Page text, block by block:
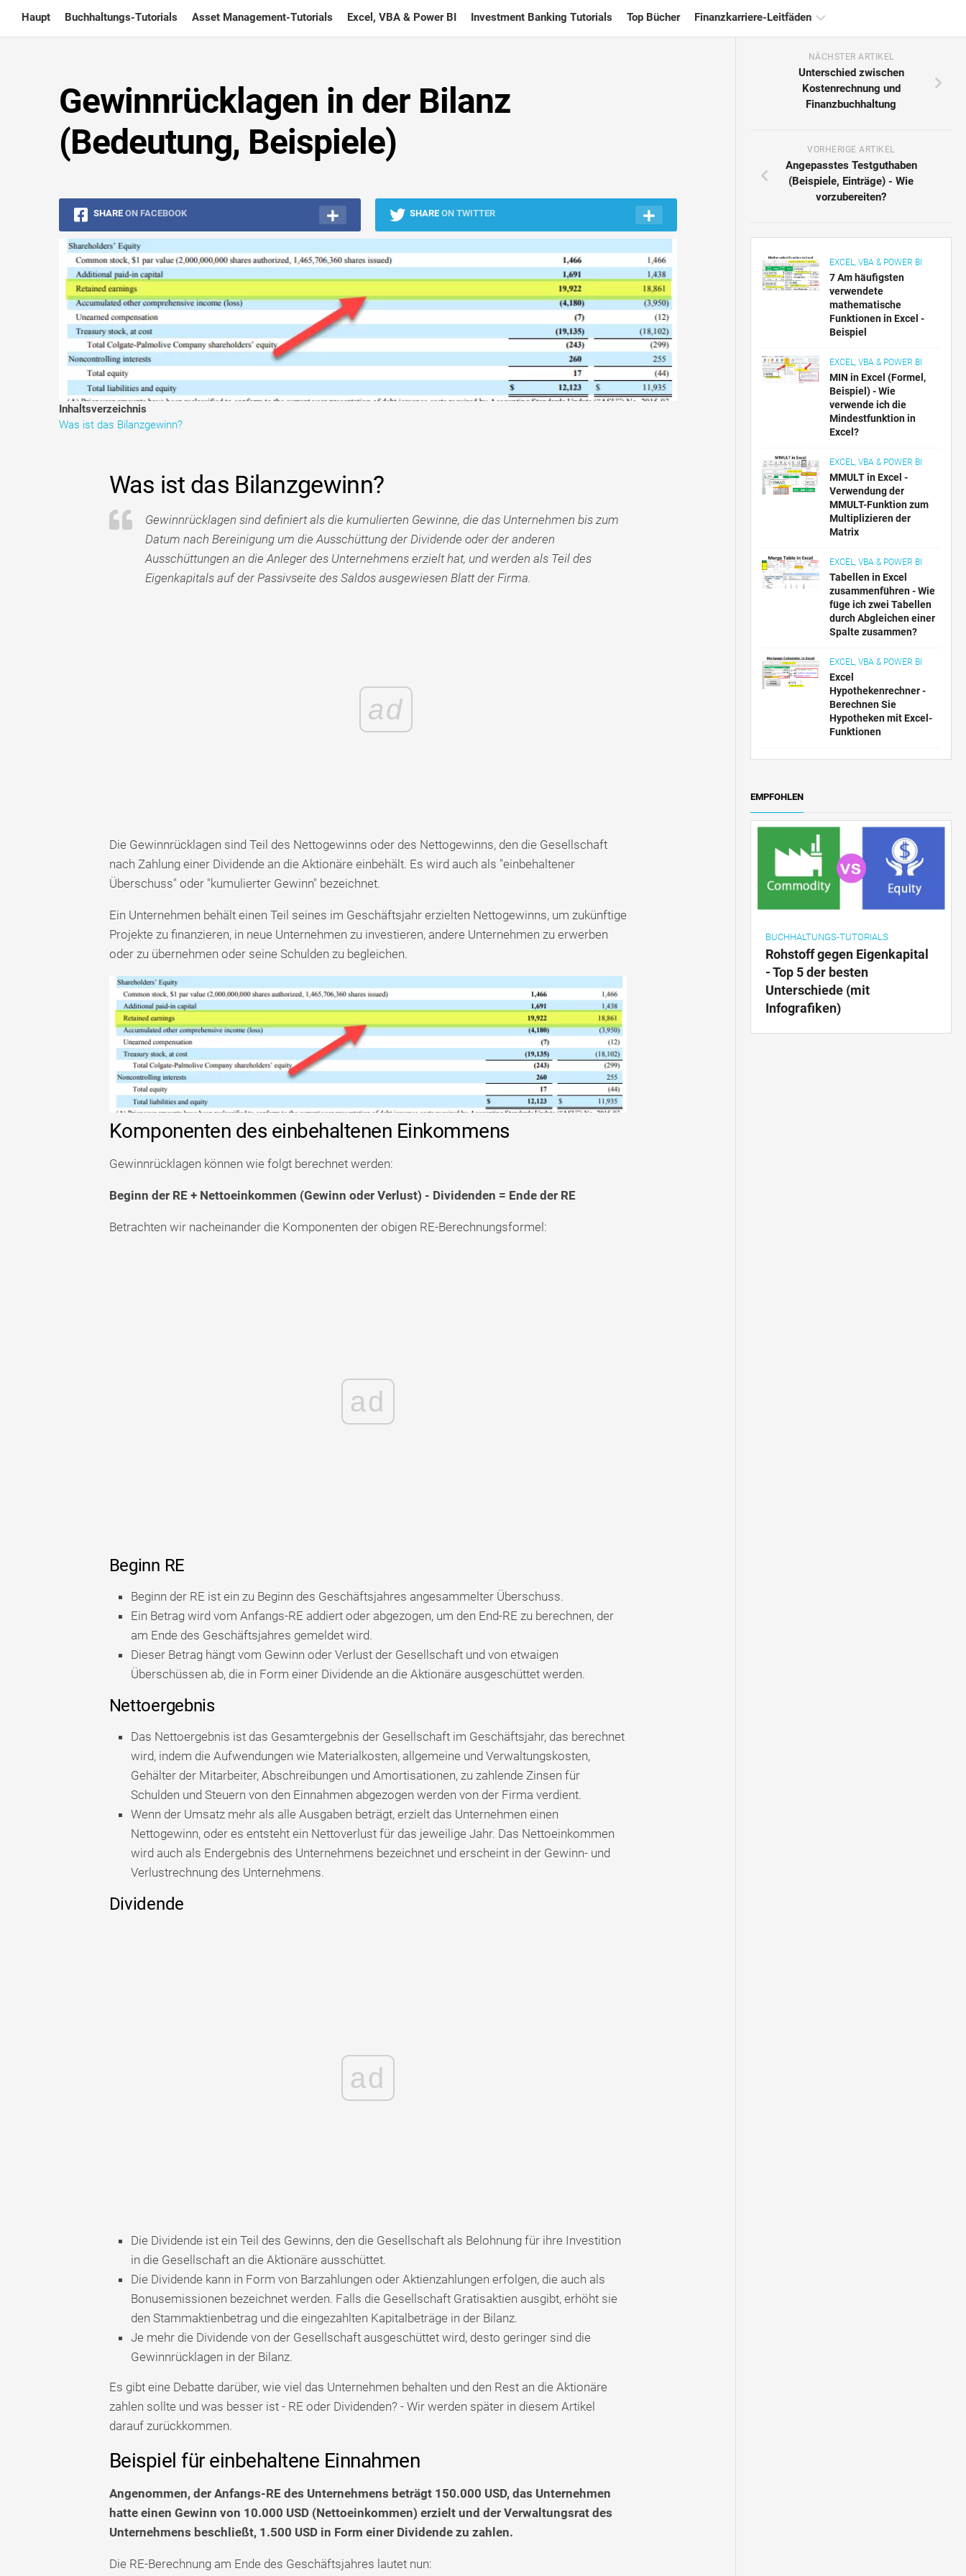
content
Haupt Buchhaltungs-Tutorials Asset Management-Tutorials Excel, VBA & Power BI Investment Banking Tutorials Top Bücher Finanzkarriere-Leitfäden
Finanzmodellierung
Risikomanagement-
Gewinnrücklagen in der Bilanz
(Bedeutung, Beispiele)
SHARE ON FACEBOOK SHARE ON TWITTER
Inhaltsverzeichnis
Was ist das Bilanzgewinn?
Was ist das Bilanzgewinn?
Gewinnrücklagen sind definiert als die kumulierten Gewinne, die das Unternehmen bis zum
Datum nach Bereinigung um die Ausschüttung der Dividende oder der anderen
Ausschüttungen an die Anleger des Unternehmens erzielt hat, und werden als Teil des
Eigenkapitals auf der Passivseite des Saldos ausgewiesen Blatt der Firma.
ad
Die Gewinnrücklagen sind Teil des Nettogewinns oder des Nettogewinns, den die Gesellschaft
nach Zahlung einer Dividende an die Aktionäre einbehält. Es wird auch als "einbehaltener
Überschuss" oder "kumulierter Gewinn" bezeichnet.
Ein Unternehmen behält einen Teil seines im Geschäftsjahr erzielten Nettogewinns, um zukünftige
Projekte zu finanzieren, in neue Unternehmen zu investieren, andere Unternehmen zu erwerben
oder zu übernehmen oder seine Schulden zu begleichen.
Komponenten des einbehaltenen Einkommens
Gewinnrücklagen können wie folgt berechnet werden:
Beginn der RE + Nettoeinkommen (Gewinn oder Verlust) - Dividenden = Ende der RE
Betrachten wir nacheinander die Komponenten der obigen RE-Berechnungsformel:
ad
Beginn RE
Beginn der RE ist ein zu Beginn des Geschäftsjahres angesammelter Überschuss.
Ein Betrag wird vom Anfangs-RE addiert oder abgezogen, um den End-RE zu berechnen, der
am Ende des Geschäftsjahres gemeldet wird.
Dieser Betrag hängt vom Gewinn oder Verlust der Gesellschaft und von etwaigen
Überschüssen ab, die in Form einer Dividende an die Aktionäre ausgeschüttet werden.
Nettoergebnis
Das Nettoergebnis ist das Gesamtergebnis der Gesellschaft im Geschäftsjahr, das berechnet
wird, indem die Aufwendungen wie Materialkosten, allgemeine und Verwaltungskosten,
Gehälter der Mitarbeiter, Abschreibungen und Amortisationen, zu zahlende Zinsen für
Schulden und Steuern von den Einnahmen abgezogen werden von der Firma verdient.
Wenn der Umsatz mehr als alle Ausgaben beträgt, erzielt das Unternehmen einen
Nettogewinn, oder es entsteht ein Nettoverlust für das jeweilige Jahr. Das Nettoeinkommen
wird auch als Endergebnis des Unternehmens bezeichnet und erscheint in der Gewinn- und
Verlustrechnung des Unternehmens.
Dividende
ad
Die Dividende ist ein Teil des Gewinns, den die Gesellschaft als Belohnung für ihre Investition
in die Gesellschaft an die Aktionäre ausschüttet.
Die Dividende kann in Form von Barzahlungen oder Aktienzahlungen erfolgen, die auch als
Bonusemissionen bezeichnet werden. Falls die Gesellschaft Gratisaktien ausgibt, erhöht sie
den Stammaktienbetrag und die eingezahlten Kapitalbeträge in der Bilanz.
Je mehr die Dividende von der Gesellschaft ausgeschüttet wird, desto geringer sind die
Gewinnrücklagen in der Bilanz.
Es gibt eine Debatte darüber, wie viel das Unternehmen behalten und den Rest an die Aktionäre
zahlen sollte und was besser ist - RE oder Dividenden? - Wir werden später in diesem Artikel
darauf zurückkommen.
Beispiel für einbehaltene Einnahmen
Angenommen, der Anfangs-RE des Unternehmens beträgt 150.000 USD, das Unternehmen
hatte einen Gewinn von 10.000 USD (Nettoeinkommen) erzielt und der Verwaltungsrat des
Unternehmens beschließt, 1.500 USD in Form einer Dividende zu zahlen.
Die RE-Berechnung am Ende des Geschäftsjahres lautet nun:
NÄCHSTER ARTIKEL
Unterschied zwischen
Kostenrechnung und
Finanzbuchhaltung
VORHERIGE ARTIKEL
Angepasstes Testguthaben
(Beispiele, Einträge) - Wie
vorzubereiten?
EXCEL, VBA & POWER BI
7 Am häufigsten
verwendete
mathematische
Funktionen in Excel -
Beispiel
EXCEL, VBA & POWER BI
MIN in Excel (Formel,
Beispiel) - Wie
verwende ich die
Mindestfunktion in
Excel?
EXCEL, VBA & POWER BI
MMULT in Excel -
Verwendung der
MMULT-Funktion zum
Multiplizieren der
Matrix
EXCEL, VBA & POWER BI
Tabellen in Excel
zusammenführen - Wie
füge ich zwei Tabellen
durch Abgleichen einer
Spalte zusammen?
EXCEL, VBA & POWER BI
Excel
Hypothekenrechner -
Berechnen Sie
Hypotheken mit Excel-
Funktionen
EMPFOHLEN
BUCHHALTUNGS-TUTORIALS
Rohstoff gegen Eigenkapital
- Top 5 der besten
Unterschiede (mit
Infografiken)